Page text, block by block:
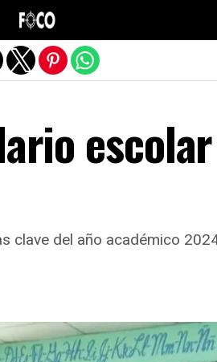
escolar
clave del año académico
la versión móvil